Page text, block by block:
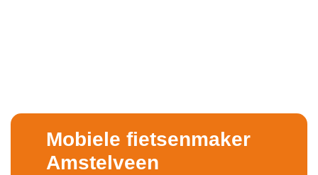
Mobiele fietsenmaker
Amstelveen